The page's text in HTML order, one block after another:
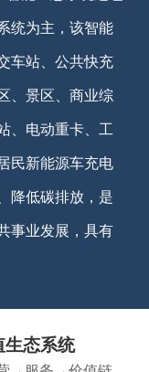
统为主，该智能
车站、公共快充
、景区、商业综
、电动重卡、工
民新能源车充电
降低碳排放，是
事业发展，具有
生态系统